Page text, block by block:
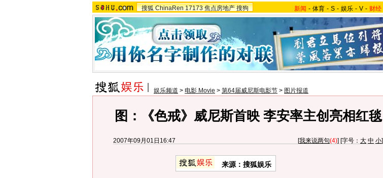
搜狐 ChinaRen 17173 焦点房地产 搜狗 新闻 - 体育 - S - 娱乐 - V - 财经
娱乐频道 > 电影 Movie > 第64届威尼斯电影节 > 图片报道
图：《色戒》威尼斯首映 李安率主创亮相红毯
2007年09月01日16:47 [我来说两句(4)] [字号： 大 中 小]
来源：搜狐娱乐